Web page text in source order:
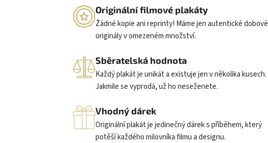
Originální filmové plakáty
Žádné kopie ani reprinty! Máme jen autentické dobové
originály v omezeném množství.
Sběratelská hodnota
Každý plakát je unikát a existuje jen v několika kusech.
Jakmile se vyprodá, už ho neseženete.
Vhodný dárek
Originální plakát je jedinečný dárek s příběhem, který
potěší každého milovníka filmu a designu.